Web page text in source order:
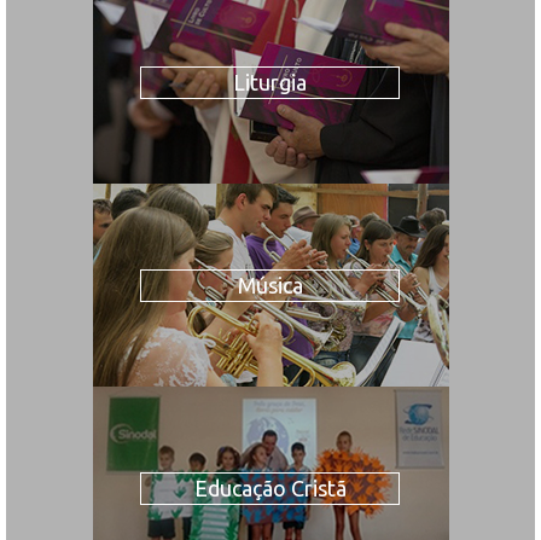
Liturgia
Música
Educação Cristã